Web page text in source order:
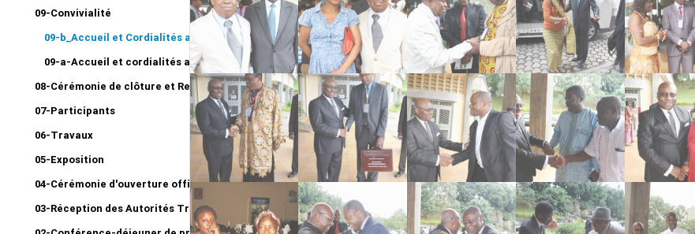
09-Convivialité
09-b_Accueil et Cordialités aux Cascades du Mfoundi
09-a-Accueil et cordialités au Mont Fébé
08-Cérémonie de clôture et Remise du 1er Prix CERDOTOLA
07-Participants
06-Travaux
05-Exposition
04-Cérémonie d'ouverture officielle
03-Réception des Autorités Traditionnelles